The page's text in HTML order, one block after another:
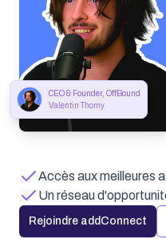
CEO & Founder, OffBound
Valentin Thomy
Accès aux meilleures
Un réseau
Rejoindre addConnect